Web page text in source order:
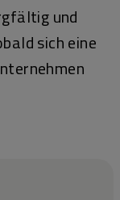
und
sich eine